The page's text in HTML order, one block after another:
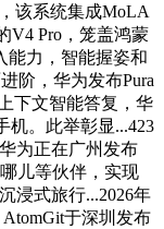
该系统集成MoLA
V4 Pro，笼盖鸿蒙
能力，智能握姿和
阶，华为发布Pura
下文智能答复，华
机。此举彰显...423
为正在广州发布
儿等伙伴，实现
浸式旅行...2026年
于深圳发布